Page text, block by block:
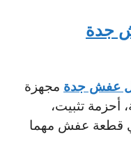
جدة
عفش جدة مجهزة
أحزمة تثبيت،
قطعة عفش مهما